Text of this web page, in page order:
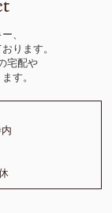
、
ります。
宅配や
す。